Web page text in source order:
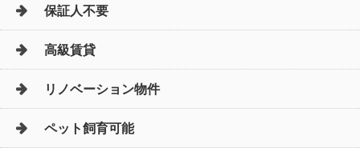
保証人不要
高級賃貸
リノベーション物件
ペット飼育可能